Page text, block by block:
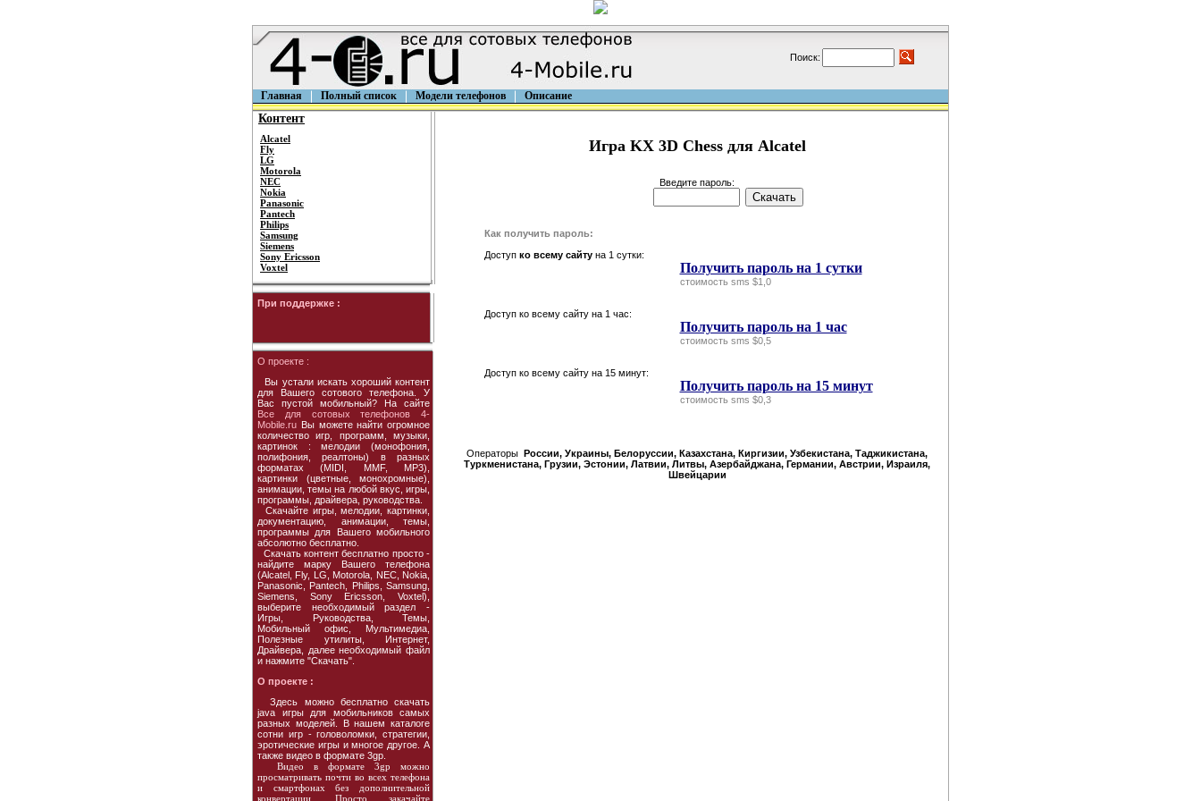
Поиск:
Главная Полный список Модели телефонов Описание
Контент
Alcatel
Fly
LG
Motorola
NEC
Nokia
Panasonic
Pantech
Philips
Samsung
Siemens
Sony Ericsson
Voxtel
При поддержке :
О проекте :
Вы устали искать хороший контент
для Вашего сотового телефона. У
Вас пустой мобильный? На сайте
Все для сотовых телефонов 4-
Mobile.ru Вы можете найти огромное
количество игр, программ, музыки,
картинок : мелодии (монофония,
полифония, реалтоны) в разных
форматах (MIDI, MMF, MP3),
картинки (цветные, монохромные),
анимации, темы на любой вкус, игры,
программы, драйвера, руководства.
Скачайте игры, мелодии, картинки,
документацию, анимации, темы,
программы для Вашего мобильного
абсолютно бесплатно.
Скачать контент бесплатно просто -
найдите марку Вашего телефона
(Alcatel, Fly, LG, Motorola, NEC, Nokia,
Panasonic, Pantech, Philips, Samsung,
Siemens, Sony Ericsson, Voxtel),
выберите необходимый раздел -
Игры, Руководства, Темы,
Мобильный офис, Мультимедиа,
Полезные утилиты, Интернет,
Драйвера, далее необходимый файл
и нажмите "Скачать".
О проекте :
Здесь можно бесплатно скачать
java игры для мобильников самых
разных моделей. В нашем каталоге
сотни игр - головоломки, стратегии,
эротические игры и многое другое. А
также видео в формате 3gp.
Видео в формате 3gp можно
просматривать почти во всех телефона
и смартфонах без дополнительной
конвертации. Просто закачайте
Игра KX 3D Chess для Alcatel
Введите пароль:
Как получить пароль:
Доступ ко всему сайтуна 1 сутки:
Получить пароль на 1 сутки
стоимость sms $1,0
Доступ ко всему сайту на 1 час:
Получить пароль на 1 час
стоимость sms $0,5
Доступ ко всему сайту на 15 минут:
Получить пароль на 15 минут
стоимость sms $0,3
Операторы России, Украины, Белорусcии, Казахстана, Киргизии, Узбекистана, Таджикистана,
Туркменистана, Грузии, Эстонии, Латвии, Литвы, Азербайджана, Германии, Австрии, Израиля,
Швейцарии